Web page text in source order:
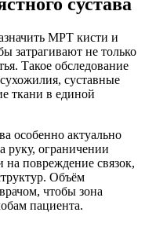
МРТ кисти и
затрагивают не только
Такое обследование
суставные
ткани в единой
особенно актуально
руку, ограничении
на повреждение связок,
Объём
чтобы зона
пациента.